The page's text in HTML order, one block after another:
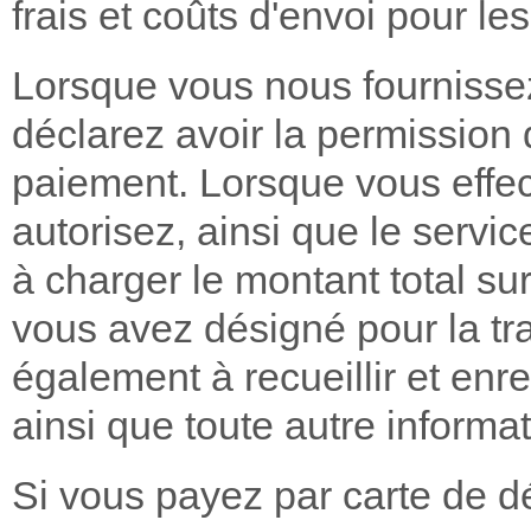
frais et coûts d'envoi pour
Lorsque vous nous
déclarez avoir la permission
paiement. Lorsque vous
autorisez, ainsi que le
à charger le montant total
vous avez désigné pour la
également à recueillir et
ainsi que toute autre
Si vous payez par carte de